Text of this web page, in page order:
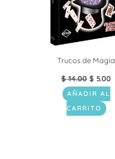
Trucos de Magia
$14.00 $ 5.00
AÑADIR AL
CARRITO